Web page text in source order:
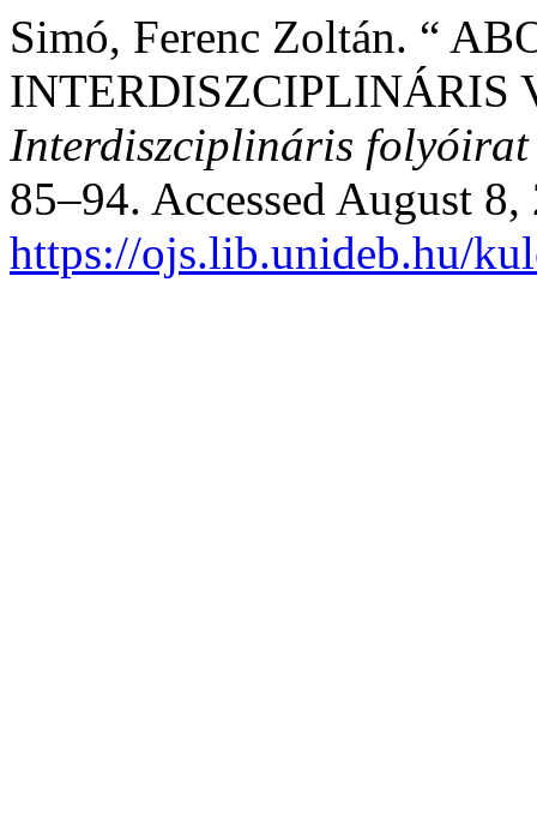
Simó, Ferenc Zoltán. “
INTERDISZCIPLINÁRIS
Interdiszciplináris folyóirat
85–94. Accessed August 8,
https://ojs.lib.unideb.hu/